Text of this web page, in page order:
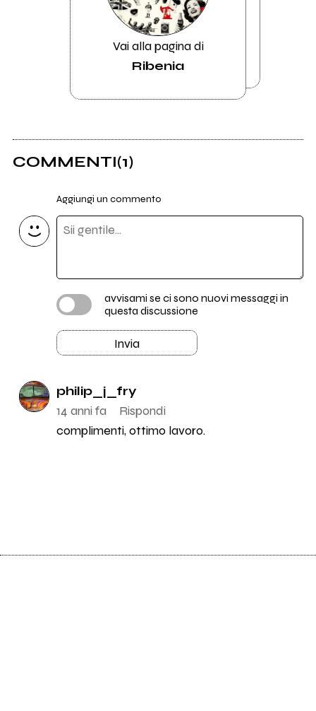
Vai alla pagina di
Ribenia
COMMENTI(1)
Aggiungi un commento
avvisami se ci sono nuovi messaggi in
questa discussione
Invia
philip_j_fry
14 anni fa
Rispondi
complimenti, ottimo lavoro.